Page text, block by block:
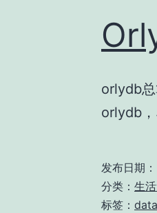
orlydb
orlydb
发布日期：
分类： 生
标签：